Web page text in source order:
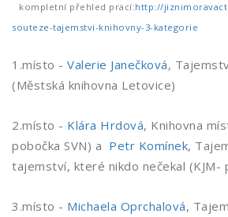
kompletní přehled prací:http://
souteze-tajemstvi-knihovny-3-kategorie
1.místo - Valerie Janečková,
(Městská knihovna Letovice)
2.místo - Klára Hrdová, Knihovna
pobočka SVN) a Petr Komínek,
tajemství, které nikdo nečekal (KJM-
3.místo - Michaela Oprchalová,